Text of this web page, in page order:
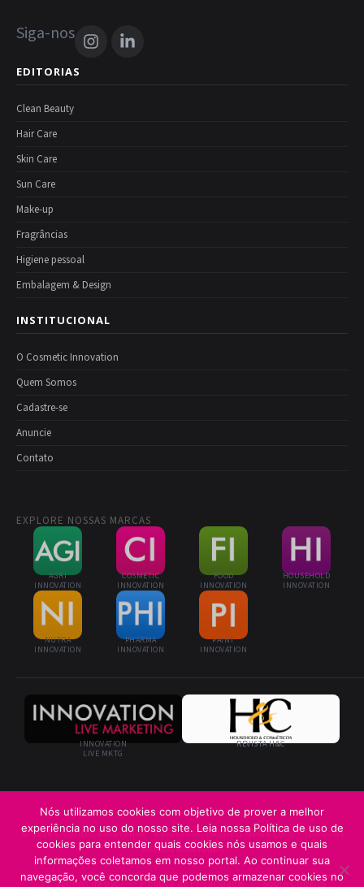
Siga-nos
EDITORIAS
Clean Beauty
Hair Care
Skin Care
Sun Care
Make-up
Fragrâncias
Higiene pessoal
Embalagem & Design
INSTITUCIONAL
O Cosmetic Innovation
Quem Somos
Cadastre-se
Anuncie
Contato
EXPLORE NOSSAS MARCAS
AGRI
INNOVATION
COSMETIC
INNOVATION
FOOD
INNOVATION
HOUSEHOLD
INNOVATION
NUTRA
INNOVATION
PHARMA
INNOVATION
PAINT
INNOVATION
INNOVATION
LIVE MKTG
REVISTA H&C
© 2026 Cosmetic Innovation · Innovation Business Media Ltda. · Todos os
direitos reservados
Termos de uso Política de Privacidade Sobre Cookies
Nós utilizamos cookies com objetivo de prover a melhor
experiência no uso do nosso site. Leia nossa Política de uso de
cookies para entender quais cookies nós usamos e quais
informações coletamos em nosso portal. Ao continuar sua
navegação, você concorda que podemos armazenar cookies no